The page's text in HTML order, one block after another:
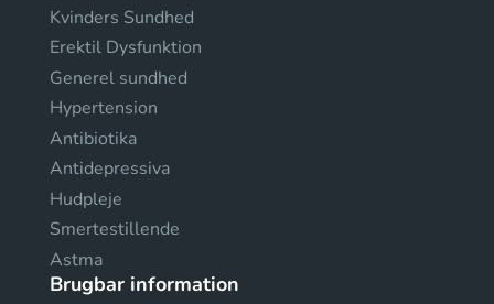
Kvinders Sundhed
Erektil Dysfunktion
Generel sundhed
Hypertension
Antibiotika
Antidepressiva
Hudpleje
Smertestillende
Astma
Brugbar information